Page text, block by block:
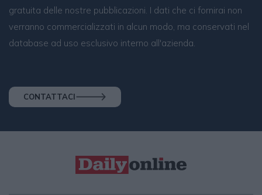
gratuita delle nostre pubblicazioni. I dati che ci fornirai non
verranno commercializzati in alcun modo, ma conservati nel
database ad uso esclusivo interno all'azienda.
CONTATTACI